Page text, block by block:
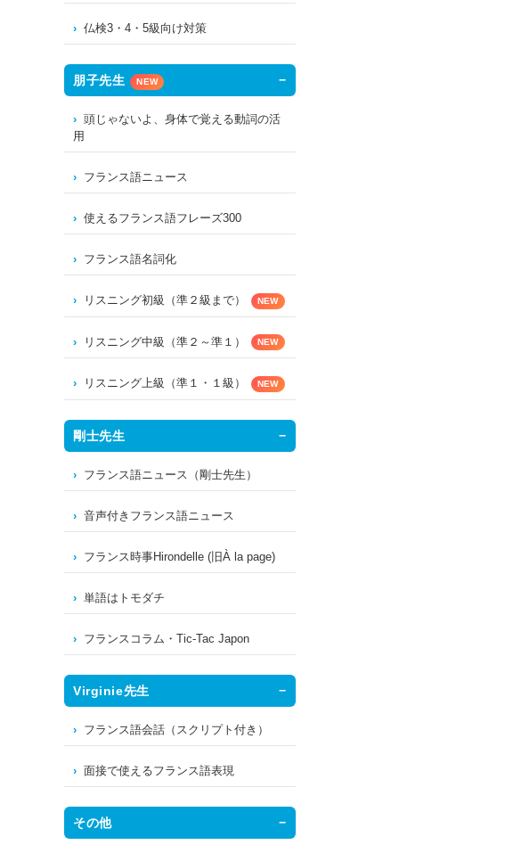
仏検3・4・5級向け対策
朋子先生 NEW
頭じゃないよ、身体で覚える動詞の活
用
フランス語ニュース
使えるフランス語フレーズ300
フランス語名詞化
リスニング初級（準２級まで） NEW
リスニング中級（準２～準１） NEW
リスニング上級（準１・１級） NEW
剛士先生
フランス語ニュース（剛士先生）
音声付きフランス語ニュース
フランス時事Hirondelle (旧À la page)
単語はトモダチ
フランスコラム・Tic-Tac Japon
Virginie先生
フランス語会話（スクリプト付き）
面接で使えるフランス語表現
その他